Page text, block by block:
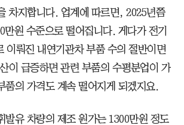
차지합니다. 업계에 따르면, 2025년쯤
만원 수준으로 떨어집니다. 게다가 전기
이뤄진 내연기관차 부품 수의 절반이면
이 급증하면 관련 부품의 수평분업이 가
품의 가격도 계속 떨어지게 되겠지요.
발유 차량의 제조 원가는 1300만원 정도